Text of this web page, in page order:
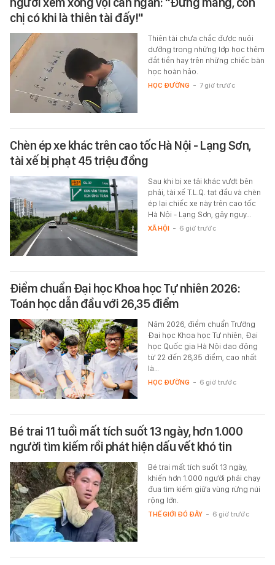
chị có khi là thiên tài đấy!"
Thiên tài chưa chắc được nuôi
dưỡng trong những lớp học thêm
đắt tiền hay trên những chiếc bàn
học hoàn hảo.
HỌC ĐƯỜNG - 7 giờ trước
Chèn ép xe khác trên cao tốc Hà Nội - Lạng Sơn,
tài xế bị phạt 45 triệu đồng
Sau khi bị xe tải khác vượt bên
phải, tài xế T.L.Q. tạt đầu và chèn
ép lại chiếc xe này trên cao tốc
Hà Nội - Lạng Sơn, gây nguy…
XÃ HỘI - 6 giờ trước
Điểm chuẩn Đại học Khoa học Tự nhiên 2026:
Toán học dẫn đầu với 26,35 điểm
Năm 2026, điểm chuẩn Trường
Đại học Khoa học Tự nhiên, Đại
học Quốc gia Hà Nội dao động
từ 22 đến 26,35 điểm, cao nhất
là…
HỌC ĐƯỜNG - 6 giờ trước
Bé trai 11 tuổi mất tích suốt 13 ngày, hơn 1.000
người tìm kiếm rồi phát hiện dấu vết khó tin
Bé trai mất tích suốt 13 ngày,
khiến hơn 1.000 người phải chạy
đua tìm kiếm giữa vùng rừng núi
rộng lớn.
THẾ GIỚI ĐÓ ĐÂY - 6 giờ trước